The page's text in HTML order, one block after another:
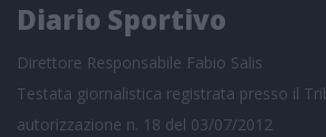
Diario Sportivo
Direttore Responsabile Fabio Salis
Testata giornalistica registrata presso il
autorizzazione n. 18 del 03/07/2012